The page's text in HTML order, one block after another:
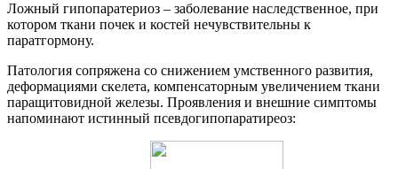
Ложный гипопаратериоз – заболевание наследственное, при
котором ткани почек и костей нечувствительны к
паратгормону.
Патология сопряжена со снижением умственного развития,
деформациями скелета, компенсаторным увеличением ткани
паращитовидной железы. Проявления и внешние симптомы
напоминают истинный псевдогипопаратиреоз: